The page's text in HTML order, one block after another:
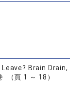
Brain
（頁 1 ～ 18）